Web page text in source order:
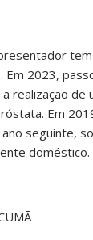
Em 2023,
realização de
Em
seguinte,
doméstico.